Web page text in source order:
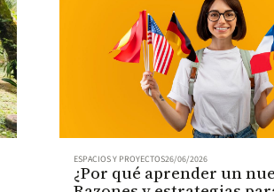
ESPACIOS Y PROYECTOS26/06/2026
¿Por qué aprender un